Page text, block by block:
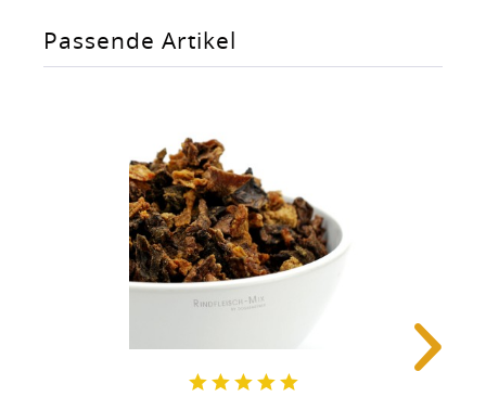
Passende Artikel